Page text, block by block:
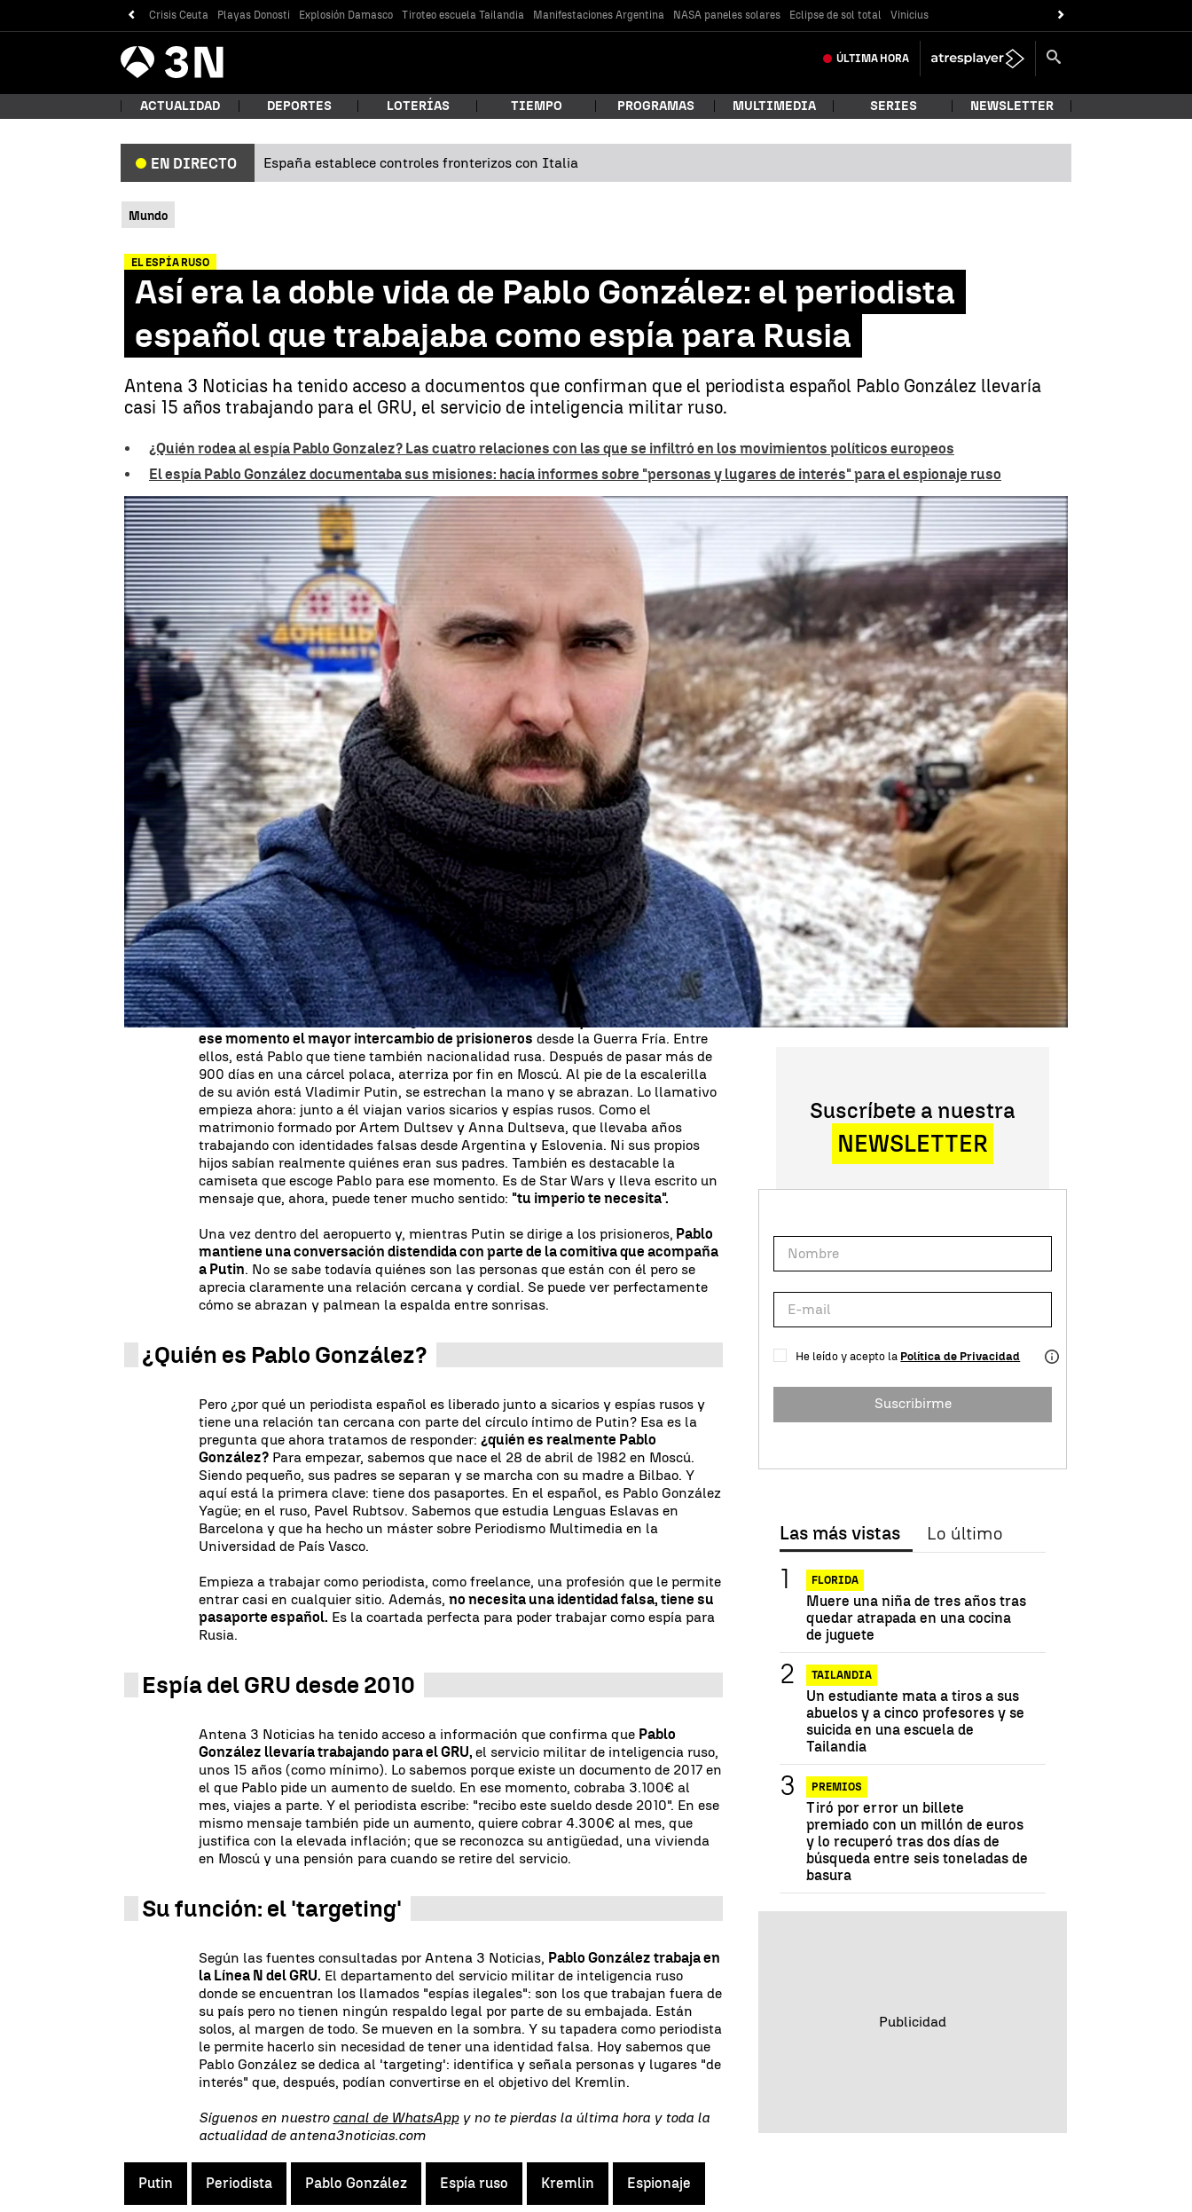
Crisis Ceuta Playas Donosti Explosión Damasco Tiroteo escuela Tailandia Manifestaciones Argentina NASA paneles solares Eclipse de sol total Vinicius
Antena
3 Noticias ÚLTIMA HORA
ACTUALIDAD DEPORTES LOTERÍAS TIEMPO PROGRAMAS MULTIMEDIA SERIES NEWSLETTER
EN DIRECTO España establece controles fronterizos con Italia
Mundo
EL ESPÍA RUSO
Así era la doble vida de Pablo González: el periodista
español que trabajaba como espía para Rusia
Antena 3 Noticias ha tenido acceso a documentos que confirman que el periodista español Pablo González llevaría
casi 15 años trabajando para el GRU, el servicio de inteligencia militar ruso.
¿Quién rodea al espía Pablo Gonzalez? Las cuatro relaciones con las que se infiltró en los movimientos políticos europeos
El espía Pablo González documentaba sus misiones: hacía informes sobre "personas y lugares de interés" para el espionaje ruso
La doble vida de Pablo González |Antena 3 Noticias
Antena 3 Noticias
Actualizado:15 de octubre de 2024, 15:34
Publicado:14 de octubre de 2024, 21:31
WhatsappFacebook
X Linkedin
28 de febrero de 2022.Es la fecha a la que tenemos que remontarnos para poder
empezar a contar esta historia. La historia dePablo González.Hasta entonces,
había pasado desapercibido para todos. Era un periodista español que trabajaba
como freelance. Pero ese día, todo cambia:
es detenido en Polonia y acusado de
espionaje.Rápidamente, en España, su familia, algunos dirigentes políticos y
varias asociaciones de prensa, piden su libertad. Se inicia toda una campaña,
bajo el lema #freePablo, para exigir al Gobierno que mueva ficha para poner fin a
su detención.
Pero eso no ocurre hasta el 1 de agosto de 2024. Occidente y Rusia acuerdan en
ese momento el mayor intercambio de prisioneros desde la Guerra Fría. Entre
ellos, está Pablo que tiene también nacionalidad rusa. Después de pasar más de
900 días en una cárcel polaca, aterriza por fin en Moscú. Al pie de la escalerilla
de su avión está Vladimir Putin, se estrechan la mano y se abrazan. Lo llamativo
empieza ahora: junto a él viajan varios sicarios y espías rusos. Como el
matrimonio formado por Artem Dultsev y Anna Dultseva, que llevaba años
trabajando con identidades falsas desde Argentina y Eslovenia. Ni sus propios
hijos sabían realmente quiénes eran sus padres. También es destacable la
camiseta que escoge Pablo para ese momento. Es de Star Wars y lleva escrito un
mensaje que, ahora, puede tener mucho sentido: "tu imperio te necesita".
Una vez dentro del aeropuerto y, mientras Putin se dirige a los prisioneros, Pablo
mantiene una conversación distendida con parte de la comitiva que acompaña
a Putin. No se sabe todavía quiénes son las personas que están con él pero se
aprecia claramente una relación cercana y cordial. Se puede ver perfectamente
cómo se abrazan y palmean la espalda entre sonrisas.
¿Quién es Pablo González?
Pero ¿por qué un periodista español es liberado junto a sicarios y espías rusos y
tiene una relación tan cercana con parte del círculo íntimo de Putin? Esa es la
pregunta que ahora tratamos de responder:¿quién es realmente Pablo
González? Para empezar, sabemos que nace el 28 de abril de 1982 en Moscú.
Siendo pequeño, sus padres se separan y se marcha con su madre a Bilbao. Y
aquí está la primera clave: tiene dos pasaportes. En el español, es Pablo González
Yagüe; en el ruso, Pavel Rubtsov. Sabemos que estudia Lenguas Eslavas en
Barcelona y que ha hecho un máster sobre Periodismo Multimedia en la
Universidad de País Vasco.
Empieza a trabajar como periodista, como freelance, una profesión que le permite
entrar casi en cualquier sitio. Además,no necesita una identidad falsa, tiene su
pasaporte español. Es la coartada perfecta para poder trabajar como espía para
Rusia.
Espía del GRU desde 2010
Antena 3 Noticias ha tenido acceso a información que confirma que Pablo
González llevaría trabajando para el GRU,el servicio militar de inteligencia ruso,
unos 15 años (como mínimo). Lo sabemos porque existe un documento de 2017 en
el que Pablo pide un aumento de sueldo. En ese momento, cobraba 3.100€ al
mes, viajes a parte. Y el periodista escribe: "recibo este sueldo desde 2010". En ese
mismo mensaje también pide un aumento, quiere cobrar 4.300€ al mes, que
justifica con la elevada inflación; que se reconozca su antigüedad, una vivienda
en Moscú y una pensión para cuando se retire del servicio.
Su función: el 'targeting'
Según las fuentes consultadas por Antena 3 Noticias, Pablo González trabaja en
la Línea N del GRU. El departamento del servicio militar de inteligencia ruso
donde se encuentran los llamados "espías ilegales": son los que trabajan fuera de
su país pero no tienen ningún respaldo legal por parte de su embajada. Están
solos, al margen de todo. Se mueven en la sombra. Y su tapadera como periodista
le permite hacerlo sin necesidad de tener una identidad falsa. Hoy sabemos que
Pablo González se dedica al 'targeting': identifica y señala personas y lugares "de
interés" que, después, podían convertirse en el objetivo del Kremlin.
Síguenos en nuestro canal de WhatsAppy no te pierdas la última hora y toda la
actualidad de antena3noticias.com
Putin Periodista Pablo González Espía ruso Kremlin Espionaje
Suscríbete a nuestra
NEWSLETTER
He leído y acepto la Política de Privacidad
Suscribirme
Las más vistas Lo último
FLORIDA
Muere una niña de tres años tras
quedar atrapada en una cocina
de juguete
TAILANDIA
Un estudiante mata a tiros a sus
abuelos y a cinco profesores y se
suicida en una escuela de
Tailandia
PREMIOS
Tiró por error un billete
premiado con un millón de euros
y lo recuperó tras dos días de
búsqueda entre seis toneladas de
basura